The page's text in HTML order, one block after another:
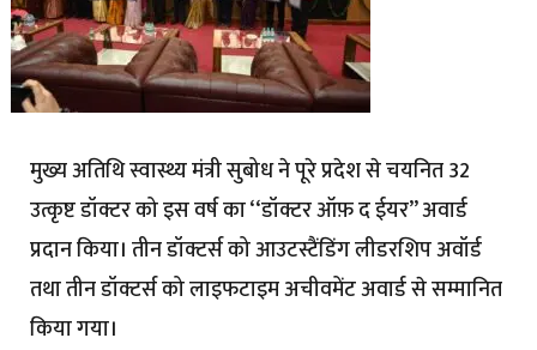
मुख्य अतिथि स्वास्थ्य मंत्री सुबोध ने पूरे प्रदेश से चयनित 32
उत्कृष्ट डॉक्टर को इस वर्ष का ‘‘डॉक्टर ऑफ़ द ईयर’’ अवार्ड
प्रदान किया। तीन डॉक्टर्स को आउटस्टैंडिंग लीडरशिप अवॉर्ड
तथा तीन डॉक्टर्स को लाइफटाइम अचीवमेंट अवार्ड से सम्मानित
किया गया।